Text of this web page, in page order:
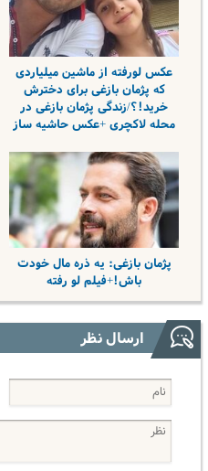
عکس لورفته از ماشین میلیاردی
که پژمان بازغی برای دخترش
خرید!؟/زندگی پژمان بازغی در
محله لاکچری +عکس حاشیه ساز
پژمان بازغی: یه ذره مال خودت
باش!+فیلم لو رفته
ارسال نظر